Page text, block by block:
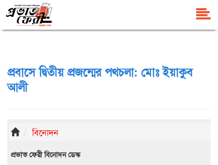
প্রবাসে দ্বিতীয় প্রজন্মের পথচলা: মোঃ ইয়াকুব
আলী
বিনোদন
প্রভাত ফেরী বিনোদন ডেস্ক